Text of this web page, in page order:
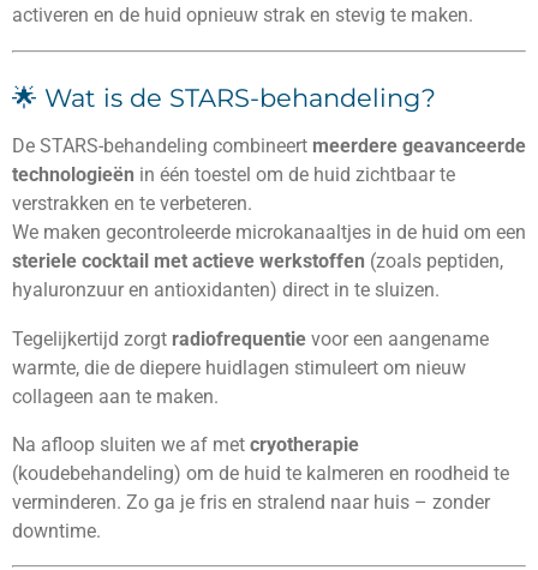
activeren en de huid opnieuw strak en stevig te maken.
🌟 Wat is de STARS-behandeling?
De STARS-behandeling combineert meerdere geavanceerde
technologieën in één toestel om de huid zichtbaar te
verstrakken en te verbeteren.
We maken gecontroleerde microkanaaltjes in de huid om een
steriele cocktail met actieve werkstoffen (zoals peptiden,
hyaluronzuur en antioxidanten) direct in te sluizen.
Tegelijkertijd zorgt radiofrequentie voor een aangename
warmte, die de diepere huidlagen stimuleert om nieuw
collageen aan te maken.
Na afloop sluiten we af met cryotherapie
(koudebehandeling) om de huid te kalmeren en roodheid te
verminderen. Zo ga je fris en stralend naar huis – zonder
downtime.